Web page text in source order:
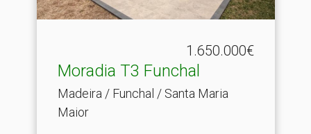
1.650.000€
Moradia T3 Funchal
Madeira / Funchal / Santa Maria
Maior